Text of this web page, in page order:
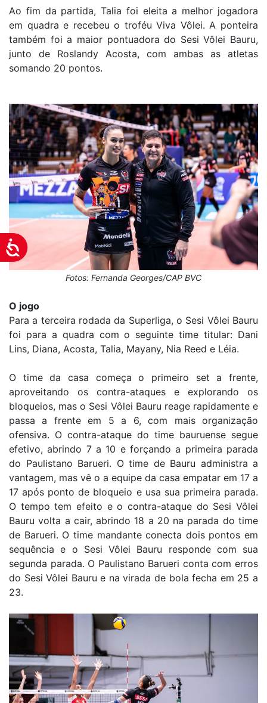
Acessibilidade
Ao fim da partida, Talia foi eleita a melhor jogadora
em quadra e recebeu o troféu Viva Vôlei. A ponteira
também foi a maior pontuadora do Sesi Vôlei Bauru,
junto de Roslandy Acosta, com ambas as atletas
somando 20 pontos.
Fotos: Fernanda Georges/CAP BVC
O jogo
Para a terceira rodada da Superliga, o Sesi Vôlei Bauru
foi para a quadra com o seguinte time titular: Dani
Lins, Diana, Acosta, Talia, Mayany, Nia Reed e Léia.
O time da casa começa o primeiro set a frente,
aproveitando os contra-ataques e explorando os
bloqueios, mas o Sesi Vôlei Bauru reage rapidamente e
passa a frente em 5 a 6, com mais organização
ofensiva. O contra-ataque do time bauruense segue
efetivo, abrindo 7 a 10 e forçando a primeira parada
do Paulistano Barueri. O time de Bauru administra a
vantagem, mas vê o a equipe da casa empatar em 17 a
17 após ponto de bloqueio e usa sua primeira parada.
O tempo tem efeito e o contra-ataque do Sesi Vôlei
Bauru volta a cair, abrindo 18 a 20 na parada do time
de Barueri. O time mandante conecta dois pontos em
sequência e o Sesi Vôlei Bauru responde com sua
segunda parada. O Paulistano Barueri conta com erros
do Sesi Vôlei Bauru e na virada de bola fecha em 25 a
23.